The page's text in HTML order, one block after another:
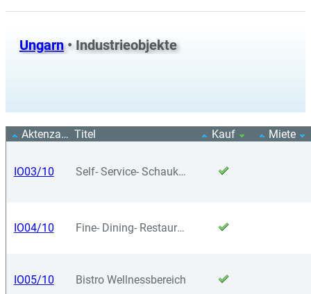
Ungarn• Industrieobjekte
Aktenzahl Titel Kauf Miete
IO03/10 Self- Service- Schauküche
IO04/10 Fine- Dining- Restaurant
IO05/10 Bistro Wellnessbereich